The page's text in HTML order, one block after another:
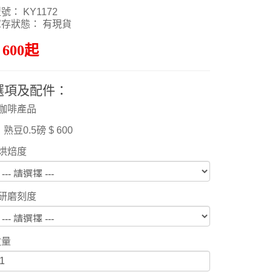
： KY1172
狀態： 有現貨
起
項及配件：
啡產品
熟豆0.5磅 $ 600
焙度
磨刻度